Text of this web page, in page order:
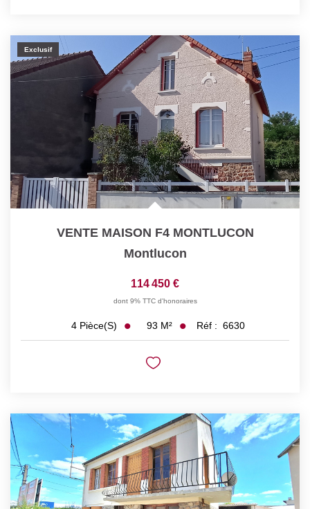
Exclusif
VENTE MAISON F4 MONTLUCON
Montlucon
114 450 €
dont 9% TTC d'honoraires
4 Pièce(s) 93 M² Réf : 6630